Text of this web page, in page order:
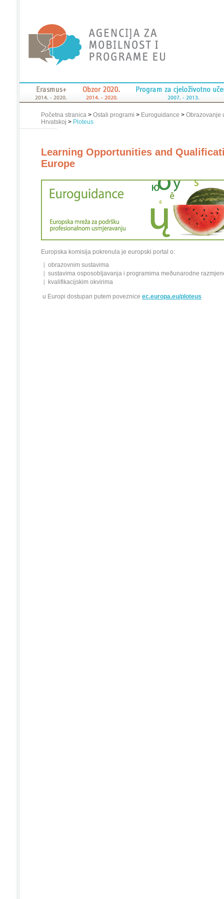
Početna stranica > Ostali programi > Euroguidance > Obrazovanje
Hrvatskoj > Ploteus
Learning Opportunities and
Europe
Europska komisija pokrenula je europski portal o:
obrazovnim sustavima
sustavima osposobljavanja i programima meðunarodne
kvalifikacijskim okvirima
u Europi dostupan putem poveznice ec.europa.eu/ploteus